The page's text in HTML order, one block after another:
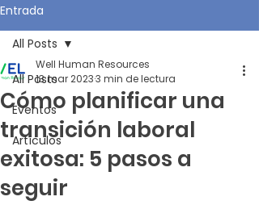
Entrada
All Posts
Eventos
Artículos
All Posts
Cómo planificar una
transición laboral
exitosa: 5 pasos a
seguir
Well Human Resources
13 mar 20233 min de lectura